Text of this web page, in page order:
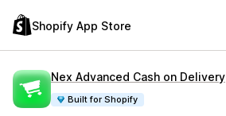
Shopify App Store
Nex Advanced Cash on Delivery
Built for Shopify